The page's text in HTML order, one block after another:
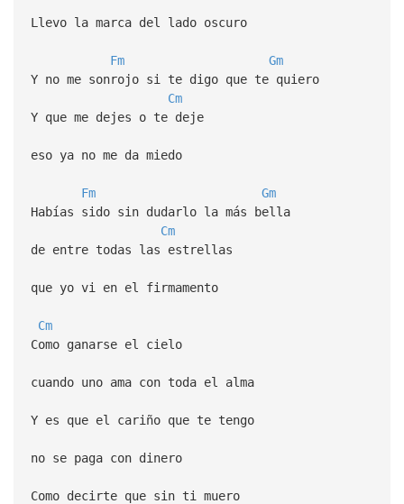
Llevo la marca del lado oscuro
Fm
Gm
Y no me sonrojo si te digo que te quiero
Cm
Y que me dejes o te deje
eso ya no me da miedo
Fm
Gm
Habías sido sin dudarlo la más bella
Cm
de entre todas las estrellas
que yo vi en el firmamento
Cm
Como ganarse el cielo
cuando uno ama con toda el alma
Y es que el cariño que te tengo
no se paga con dinero
Como decirte que sin ti muero